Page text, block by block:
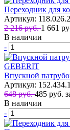
Переходник для
Артикул:
2 216 руб.1 661
В наличии
-
Впускной
Артикул:
648 руб.485 руб.
В наличии
-